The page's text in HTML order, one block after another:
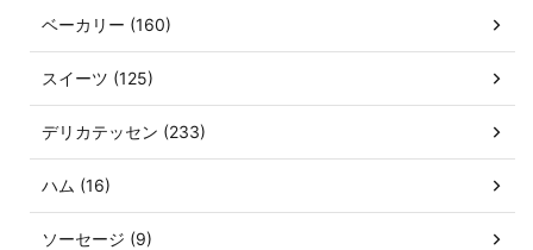
ベーカリー (160)
スイーツ (125)
デリカテッセン (233)
ハム (16)
ソーセージ (9)